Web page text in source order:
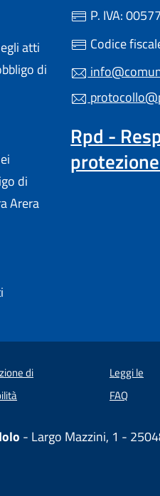
atti
di
di
Arera
P. IVA:
Codice
Rpd -
di
(apre in un'altra scheda).
Leggi le
FAQ
- Largo Mazzini, 1 -